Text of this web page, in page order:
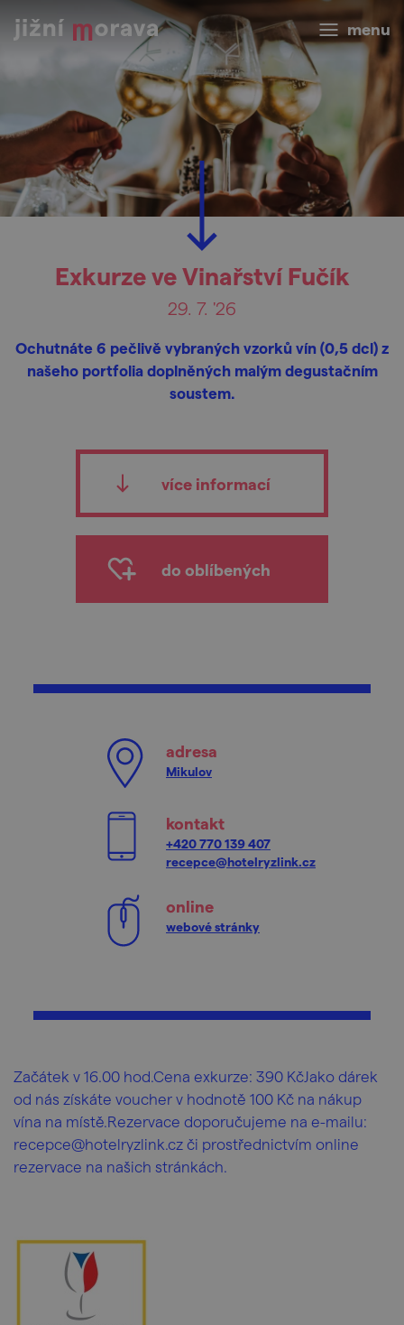
menu
Exkurze ve Vinařství Fučík
29. 7. '26
Ochutnáte 6 pečlivě vybraných vzorků vín (0,5 dcl) z
našeho portfolia doplněných malým degustačním
soustem.
více informací
do oblíbených
adresa
Mikulov
kontakt
+420 770 139 407
recepce@hotelryzlink.cz
online
webové stránky
Začátek v 16.00 hod.Cena exkurze: 390 KčJako dárek
od nás získáte voucher v hodnotě 100 Kč na nákup
vína na místě.Rezervace doporučujeme na e-mailu:
recepce@hotelryzlink.cz či prostřednictvím online
rezervace na našich stránkách.